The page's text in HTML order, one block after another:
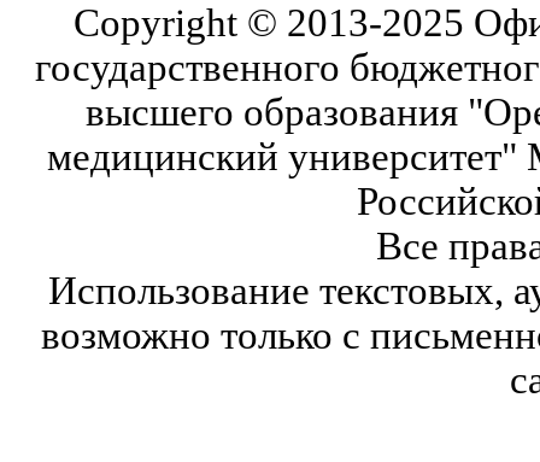
Copyright © 2013-2025
государственного
высшего образования
медицинский университет"
Все
Использование текстовых,
возможно только с